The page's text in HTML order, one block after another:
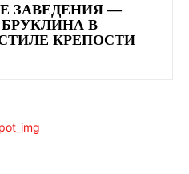
ЗАВЕДЕНИЯ —
В
КРЕПОСТИ